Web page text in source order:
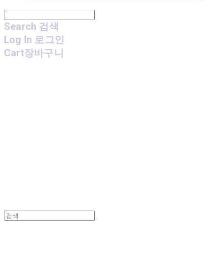
Search 검색
Log In 로그인
Cart장바구니